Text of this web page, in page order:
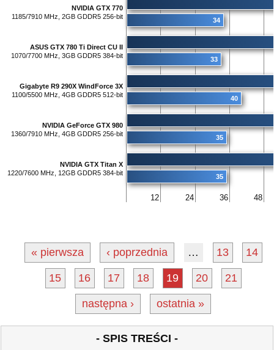
12 24 36 48
NVIDIA GTX 770
1185/7910 MHz, 2GB GDDR5 256-bit
34
ASUS GTX 780 Ti Direct CU II
1070/7700 MHz, 3GB GDDR5 384-bit
33
Gigabyte R9 290X WindForce 3X
1100/5500 MHz, 4GB GDDR5 512-bit
40
NVIDIA GeForce GTX 980
1360/7910 MHz, 4GB GDDR5 256-bit
35
NVIDIA GTX Titan X
1220/7600 MHz, 12GB GDDR5 384-bit
35
« pierwsza ‹ poprzednia … 13 14
15 16 17 18 19 20 21
następna › ostatnia »
- SPIS TREŚCI -